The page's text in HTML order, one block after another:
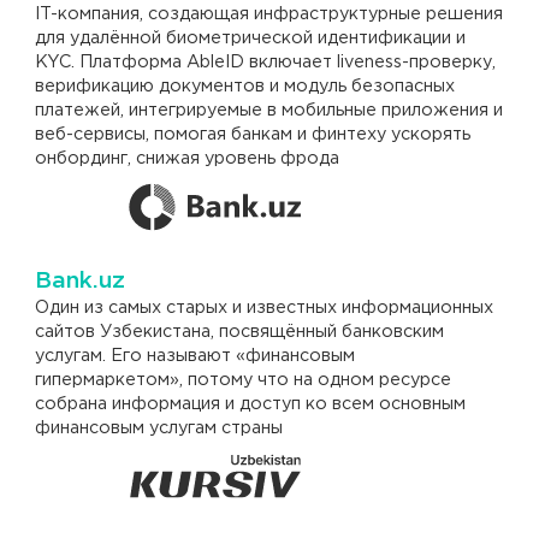
IT-компания, создающая инфраструктурные решения
для удалённой биометрической идентификации и
KYC. Платформа AbleID включает liveness-проверку,
верификацию документов и модуль безопасных
платежей, интегрируемые в мобильные приложения и
веб-сервисы, помогая банкам и финтеху ускорять
онбординг, снижая уровень фрода
Bank.uz
Один из самых старых и известных информационных
сайтов Узбекистана, посвящённый банковским
услугам. Его называют «финансовым
гипермаркетом», потому что на одном ресурсе
собрана информация и доступ ко всем основным
финансовым услугам страны